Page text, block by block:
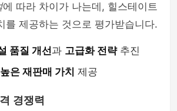
에 따라 차이가 나는데, 힐스테이트
를 제공하는 것으로 평가받습니다.
품질 개선과 고급화 전략추진
높은 재판매 가치 제공
경쟁력